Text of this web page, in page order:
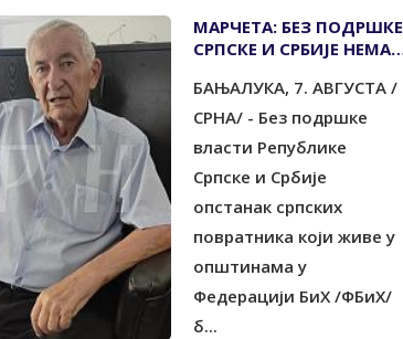
МАРЧЕТА: БЕЗ ПОДРШКЕ
СРПСКЕ И СРБИЈЕ НЕМА
ФЕДЕРАЦИЈИ
БАЊАЛУКА, 7. АВГУСТА /
СРНА/ - Без подршке
власти Републике
Српске и Србије
опстанак српских
повратника који живе у
општинама у
Федерацији БиХ /ФБиХ/
б...